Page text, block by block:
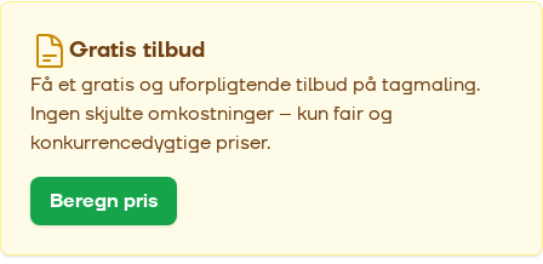
Gratis tilbud
Få et gratis og uforpligtende tilbud på tagmaling.
Ingen skjulte omkostninger – kun fair og
konkurrencedygtige priser.
Beregn pris